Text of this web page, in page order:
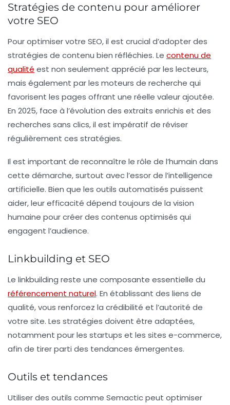
Stratégies de contenu pour améliorer
votre SEO
Pouroptimiser votre SEO, il est crucial d’adopter des
stratégies de contenu bien réfléchies. Le contenu de
qualité est non seulement apprécié par les lecteurs,
mais également par les moteurs de recherche qui
favorisent les pages offrant une réelle valeur ajoutée.
En 2025, face à l’évolution des extraits enrichis et des
recherches sans clics, il est impératif de réviser
régulièrement ces stratégies.
Il est important de reconnaître le rôle de l’humain dans
cette démarche, surtout avec l’essor de l’intelligence
artificielle. Bien que les outils automatisés puissent
aider, leur efficacité dépend toujours de la vision
humaine pour créer des contenus optimisés qui
engagent l’audience.
Linkbuilding et SEO
Le linkbuilding reste une composante essentielle du
référencement naturel. En établissant des liens de
qualité, vous renforcez la crédibilité et l’autorité de
votre site. Les stratégies doivent être adaptées,
notamment pour les startups et les sites e-commerce,
afin de tirer parti des tendances émergentes.
Outils et tendances
Utiliser des outils comme Semacticpeut optimiser